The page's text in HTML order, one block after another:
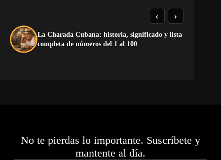
La Charada Cubana: historia, significado y lista
completa de números del 1 al 100
‹ ›
No te pierdas lo importante. Suscríbete y
mantente al día.